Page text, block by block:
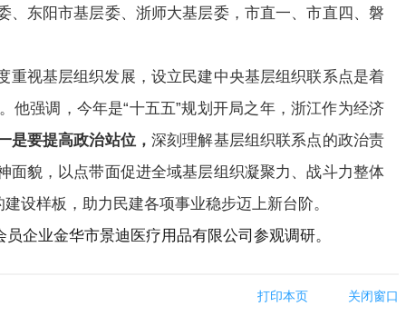
东阳市基层委、浙师大基层委，市直一、市直四、磐
视基层组织发展，设立民建中央基层组织联系点是着
他强调，今年是“十五五”规划开局之年，浙江作为经济
是要提高政治站位， 深刻理解基层组织联系点的政治责
面貌，以点带面促进全域基层组织凝聚力、战斗力整体
设样板，助力民建各项事业稳步迈上新台阶。
企业金华市景迪医疗用品有限公司参观调研。
打印本页 关闭窗口